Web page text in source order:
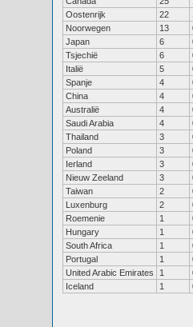
Oostenrijk
22
Noorwegen
13
Japan
6
Tsjechië
6
Italië
5
Spanje
4
China
4
Australië
4
Saudi Arabia
4
Thailand
3
Poland
3
Ierland
3
Nieuw Zeeland
3
Taiwan
2
Luxenburg
2
Roemenie
1
Hungary
1
South Africa
1
Portugal
1
United Arabic Emirates
1
Iceland
1